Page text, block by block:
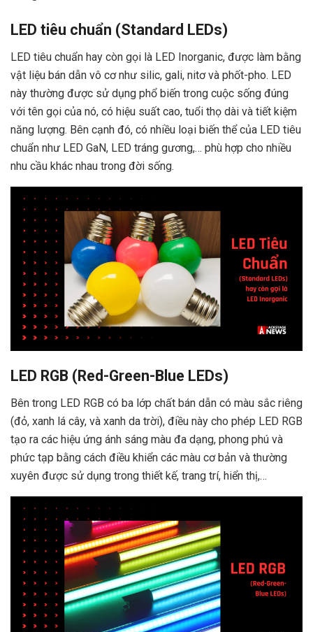
LED tiêu chuẩn (Standard LEDs)
LED tiêu chuẩn hay còn gọi là LED Inorganic, được làm bằng
vật liệu bán dẫn vô cơ như silic, gali, nitơ và phốt-pho. LED
này thường được sử dụng phổ biến trong cuộc sống đúng
với tên gọi của nó, có hiệu suất cao, tuổi thọ dài và tiết kiệm
năng lượng. Bên cạnh đó, có nhiều loại biến thể của LED tiêu
chuẩn như LED GaN, LED tráng gương,… phù hợp cho nhiều
nhu cầu khác nhau trong đời sống.
LED RGB (Red-Green-Blue LEDs)
Bên trong LED RGB có ba lớp chất bán dẫn có màu sắc riêng
(đỏ, xanh lá cây, và xanh da trời), điều này cho phép LED RGB
tạo ra các hiệu ứng ánh sáng màu đa dạng, phong phú và
phức tạp bằng cách điều khiển các màu cơ bản và thường
xuyên được sử dụng trong thiết kế, trang trí, hiển thị,…